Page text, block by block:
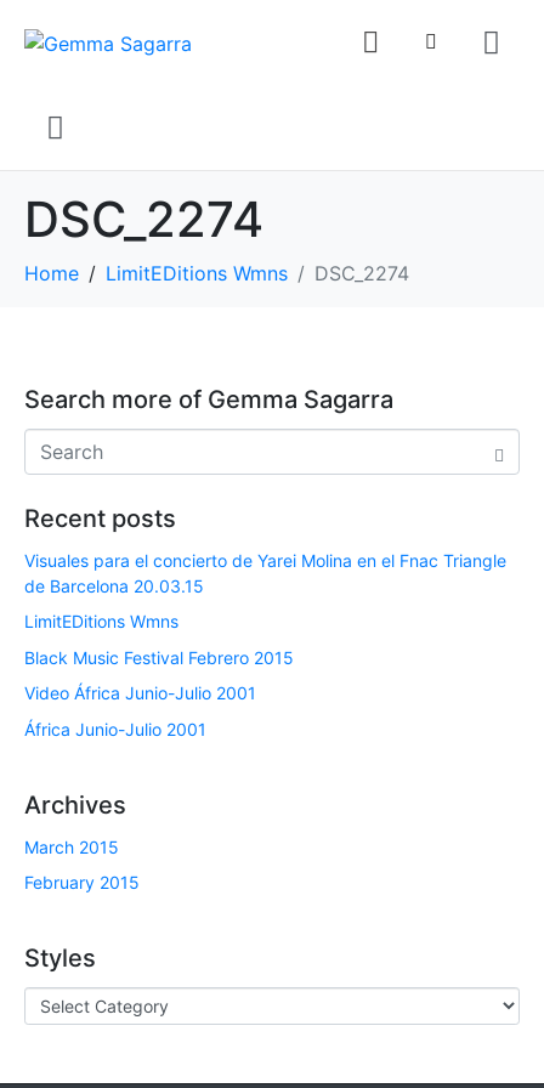
DSC_2274
Home LimitEDitions Wmns DSC_2274
Search more of Gemma Sagarra
Recent posts
Visuales para el concierto de Yarei Molina en el Fnac Triangle
de Barcelona 20.03.15
LimitEDitions Wmns
Black Music Festival Febrero 2015
Video África Junio-Julio 2001
África Junio-Julio 2001
Archives
March 2015
February 2015
Styles